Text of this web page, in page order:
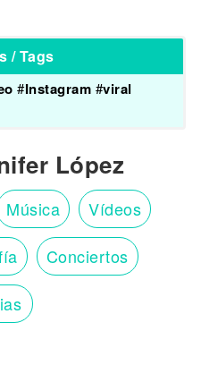
/ Tags
#Instagram #viral
López
Música Vídeos
Conciertos